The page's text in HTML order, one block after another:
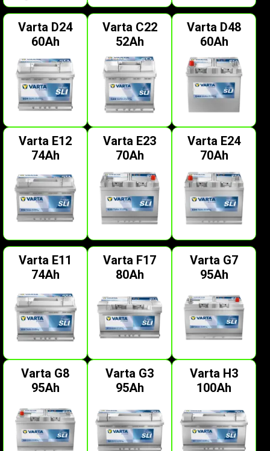
Varta D24
60Ah
Varta C22
52Ah
Varta D48
60Ah
Varta E12
74Ah
Varta E23
70Ah
Varta E24
70Ah
Varta E11
74Ah
Varta F17
80Ah
Varta G7
95Ah
Varta G8
95Ah
Varta G3
95Ah
Varta H3
100Ah